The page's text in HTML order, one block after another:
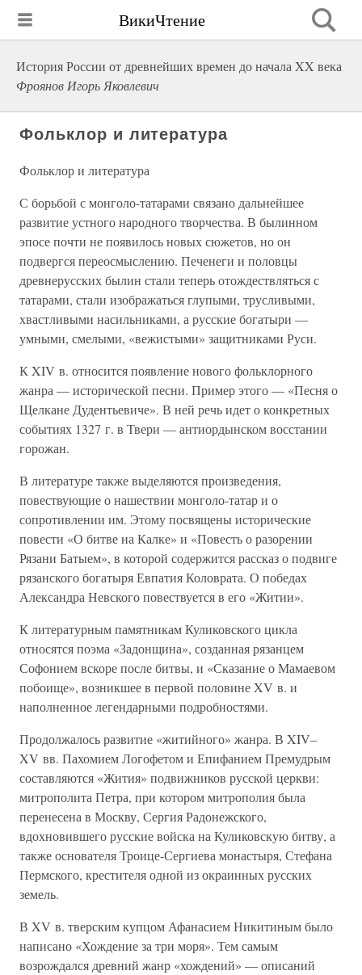
ВикиЧтение
История России от древнейших времен до начала XX века
Фроянов Игорь Яковлевич
Фольклор и литература
Фольклор и литература
С борьбой с монголо-татарами связано дальнейшее
развитие устного народного творчества. В былинном
эпосе почти не появилось новых сюжетов, но он
подвергся переосмыслению. Печенеги и половцы
древнерусских былин стали теперь отождествляться с
татарами, стали изображаться глупыми, трусливыми,
хвастливыми насильниками, а русские богатыри —
умными, смелыми, «вежистыми» защитниками Руси.
К XIV в. относится появление нового фольклорного
жанра — исторической песни. Пример этого — «Песня о
Щелкане Дудентьевиче». В ней речь идет о конкретных
событиях 1327 г. в Твери — антиордынском восстании
горожан.
В литературе также выделяются произведения,
повествующие о нашествии монголо-татар и о
сопротивлении им. Этому посвящены исторические
повести «О битве на Калке» и «Повесть о разорении
Рязани Батыем», в которой содержится рассказ о подвиге
рязанского богатыря Евпатия Коловрата. О победах
Александра Невского повествуется в его «Житии».
К литературным памятникам Куликовского цикла
относятся поэма «Задонщина», созданная рязанцем
Софонием вскоре после битвы, и «Сказание о Мамаевом
побоище», возникшее в первой половине XV в. и
наполненное легендарными подробностями.
Продолжалось развитие «житийного» жанра. В XIV–
XV вв. Пахомием Логофетом и Епифанием Премудрым
составляются «Жития» подвижников русской церкви:
митрополита Петра, при котором митрополия была
перенесена в Москву, Сергия Радонежского,
вдохновившего русские войска на Куликовскую битву, а
также основателя Троице-Сергиева монастыря, Стефана
Пермского, крестителя одной из окраинных русских
земель.
В XV в. тверским купцом Афанасием Никитиным было
написано «Хождение за три моря». Тем самым
возрождался древний жанр «хождений» — описаний